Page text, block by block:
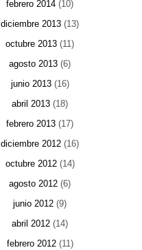
febrero 2014 (10)
diciembre 2013 (13)
octubre 2013 (11)
agosto 2013 (6)
junio 2013(16)
abril 2013 (18)
febrero 2013 (17)
diciembre 2012 (16)
octubre 2012(14)
agosto 2012 (6)
junio 2012 (9)
abril 2012 (14)
febrero 2012(11)